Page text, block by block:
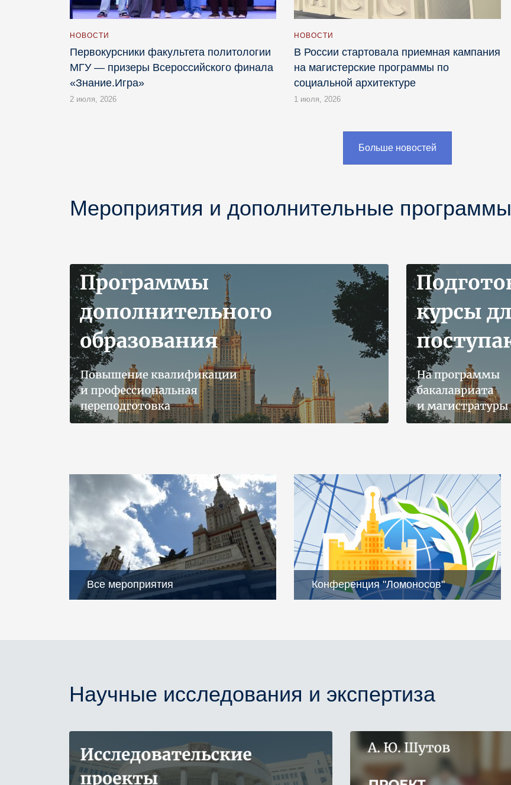
НОВОСТИ
Первокурсники факультета политологии
МГУ — призеры Всероссийского финала
«Знание.Игра»
2 июля, 2026
НОВОСТИ
В России стартовала приемная кампания
на магистерские программы по
социальной архитектуре
1 июля, 2026
Больше новостей
Мероприятия и дополнительные программы
Все мероприятия Конференция "Ломоносов"
Научные исследования и экспертиза